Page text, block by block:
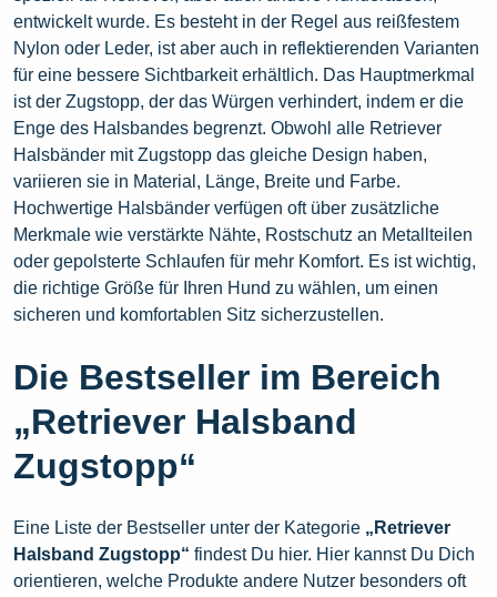
entwickelt wurde. Es besteht in der Regel aus reißfestem
Nylon oder Leder, ist aber auch in reflektierenden Varianten
für eine bessere Sichtbarkeit erhältlich. Das Hauptmerkmal
ist der Zugstopp, der das Würgen verhindert, indem er die
Enge des Halsbandes begrenzt. Obwohl alle Retriever
Halsbänder mit Zugstopp das gleiche Design haben,
variieren sie in Material, Länge, Breite und Farbe.
Hochwertige Halsbänder verfügen oft über zusätzliche
Merkmale wie verstärkte Nähte, Rostschutz an Metallteilen
oder gepolsterte Schlaufen für mehr Komfort. Es ist wichtig,
die richtige Größe für Ihren Hund zu wählen, um einen
sicheren und komfortablen Sitz sicherzustellen.
Die Bestseller im Bereich
„Retriever Halsband
Zugstopp“
Eine Liste der Bestseller unter der Kategorie „Retriever
Halsband Zugstopp“ findest Du hier. Hier kannst Du Dich
orientieren, welche Produkte andere Nutzer besonders oft